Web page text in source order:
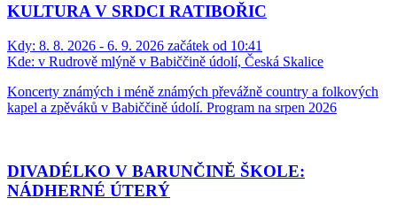
KULTURA V SRDCI RATIBOŘIC
Kdy: 8. 8. 2026 - 6. 9. 2026 začátek od 10:41
Kde: v Rudrově mlýně v Babiččině údolí, Česká Skalice
Koncerty známých i méně známých převážně country a folkových
kapel a zpěváků v Babiččině údolí. Program na srpen 2026
DIVADÉLKO V BARUNČINĚ ŠKOLE:
NÁDHERNÉ ÚTERÝ